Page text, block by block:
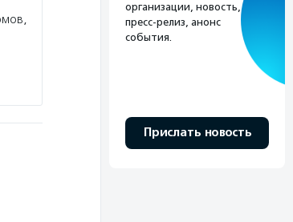
организации, новость,
пресс-релиз, анонс
события.
Прислать новость